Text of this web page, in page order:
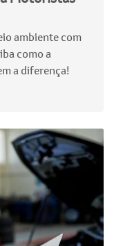
ambiente com
como a
a diferença!